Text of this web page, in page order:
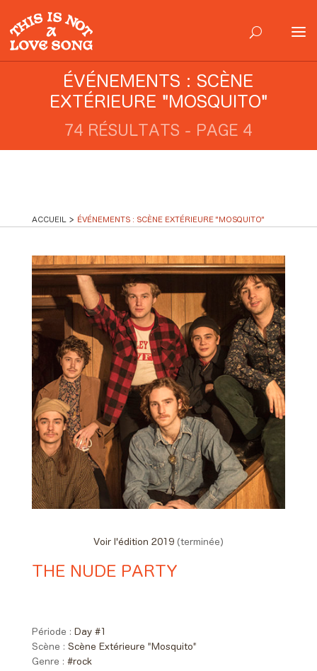
ÉVÉNEMENTS : SCÈNE
EXTÉRIEURE "MOSQUITO"
74 RÉSULTATS - PAGE 4
ACCUEIL ÉVÉNEMENTS : SCÈNE EXTÉRIEURE "MOSQUITO"
Voir l'édition 2019 (terminée)
THE NUDE PARTY
Période :
Day #1
Scène : Scène Extérieure "Mosquito"
Genre : #rock